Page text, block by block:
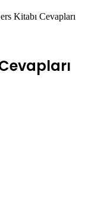
Kitabı Cevapları